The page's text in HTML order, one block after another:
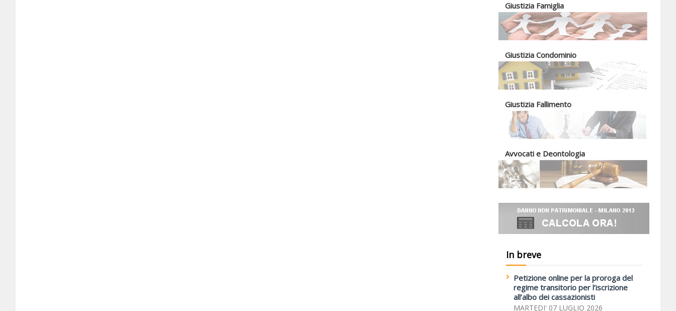
Giustizia Famiglia
Giustizia Condominio
Giustizia Fallimento
Avvocati e Deontologia
In breve
Petizione online per la proroga del
regime transitorio per l’iscrizione
all’albo dei cassazionisti
MARTEDI' 07 LUGLIO 2026